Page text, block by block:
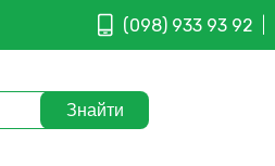
(098) 933 93 92